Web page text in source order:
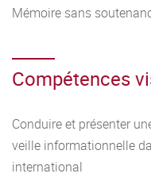
Mémoire sans
Compétences
Conduire et présenter
veille informationnelle
international